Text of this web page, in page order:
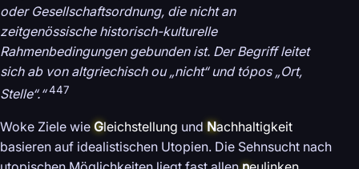
oder Gesellschaftsordnung, die nicht an
zeitgenössische historisch-kulturelle
Rahmenbedingungen gebunden ist. Der Begriff leitet
sich ab von altgriechisch ou „nicht“ und tópos „Ort,
Stelle“.“ 447
Woke Ziele wie Gleichstellung und Nachhaltigkeit
basieren auf idealistischen Utopien. Die Sehnsucht nach